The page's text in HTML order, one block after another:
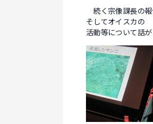
続く宗像課長の
そしてオイスカの
活動等について話が